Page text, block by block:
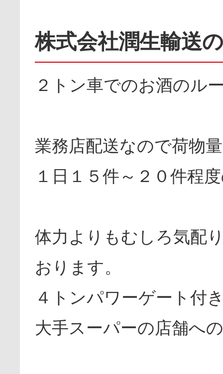
株式会社潤生輸送
２トン車でのお酒のル
業務店配送なので荷物
１日１５件～２０件程
体力よりもむしろ気配
おります。
４トンパワーゲート付
大手スーパーの店舗へ